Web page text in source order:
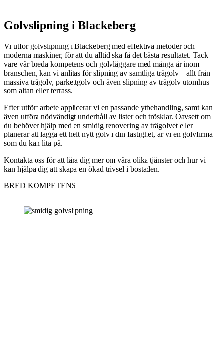
Golvslipning i Blackeberg
Vi utför golvslipning i Blackeberg med effektiva metoder och
moderna maskiner, för att du alltid ska få det bästa resultatet. Tack
vare vår breda kompetens och golvläggare med många år inom
branschen, kan vi anlitas för slipning av samtliga trägolv – allt från
massiva trägolv, parkettgolv och även slipning av trägolv utomhus
som altan eller terrass.
Efter utfört arbete applicerar vi en passande ytbehandling, samt kan
även utföra nödvändigt underhåll av lister och trösklar. Oavsett om
du behöver hjälp med en smidig renovering av trägolvet eller
planerar att lägga ett helt nytt golv i din fastighet, är vi en golvfirma
som du kan lita på.
Kontakta oss för att lära dig mer om våra olika tjänster och hur vi
kan hjälpa dig att skapa en ökad trivsel i bostaden.
BRED KOMPETENS